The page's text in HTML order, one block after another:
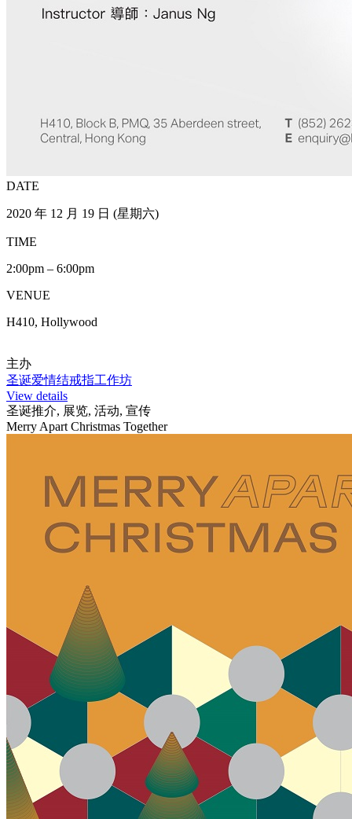
DATE
2020 年 12 月 19 日 (星期六)
TIME
2:00pm – 6:00pm
VENUE
H410, Hollywood
主办
圣诞爱情结戒指工作坊
View details
圣诞推介, 展览, 活动, 宣传
Merry Apart Christmas Together